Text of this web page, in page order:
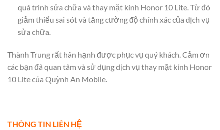
quá trình sửa chữa và thay mặt kính Honor 10 Lite. Từ đó
giảm thiểu sai sót và tăng cường độ chính xác của dịch vụ
sửa chữa.
Thành Trung rất hân hạnh được phục vụ quý khách. Cảm ơn
các bạn đã quan tâm và sử dụng dịch vụ thay mặt kính Honor
10 Lite của Quỳnh An Mobile.
THÔNG TIN LIÊN HỆ